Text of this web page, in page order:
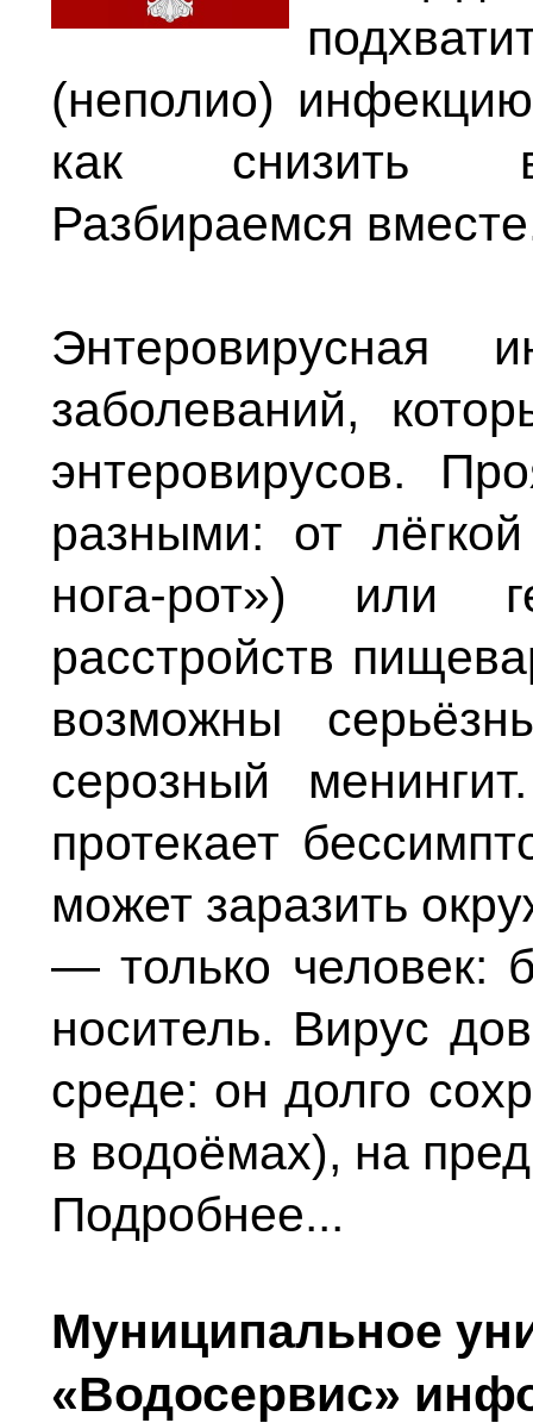
(неполио)
как снизить
Разбираемся
заболеваний,
энтеровирусов.
разными: от
нога-рот») или
расстройств
возможны
серозный
протекает
может заразить
— только человек:
носитель. Вирус
среде: он долго
в водоёмах), на
Подробнее...
Муниципальное
«Водосервис»